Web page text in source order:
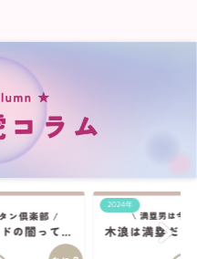
2024年